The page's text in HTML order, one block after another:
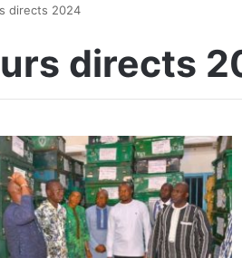
directs 2024
directs